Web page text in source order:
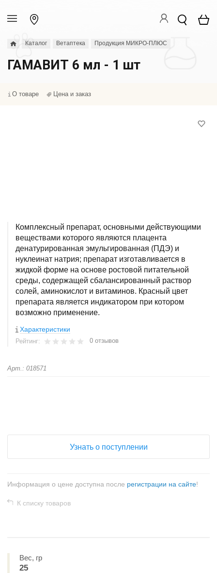
Каталог Ветаптека Продукция МИКРО-ПЛЮС
ГАМАВИТ 6 мл - 1 шт
О товаре Цена и заказ
Комплексный препарат, основными действующими
веществами которого являются плацента
денатурированная эмульгированная (ПДЭ) и
нуклеинат натрия; препарат изготавливается в
жидкой форме на основе ростовой питательной
среды, содержащей сбалансированный раствор
солей, аминокислот и витаминов. Красный цвет
препарата является индикатором при котором
возможно применение.
Характеристики
Рейтинг: 0 отзывов
Арт.: 018571
Узнать о поступлении
Информация о цене доступна после регистрации на сайте!
К списку товаров
Вес, гр
25